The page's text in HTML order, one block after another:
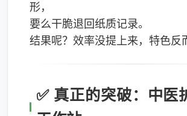
形，
要么干脆退回纸质记录。
结果呢？效率没提上来，特色反
✅ 真正的突破：中医